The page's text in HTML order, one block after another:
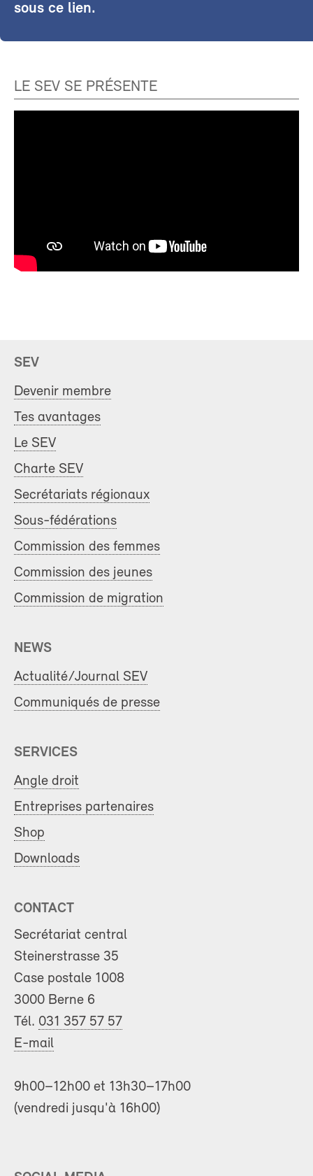
sous ce lien.
LE SEV SE PRÉSENTE
SEV
Devenir membre
Tes avantages
Le SEV
Charte SEV
Secrétariats régionaux
Sous-fédérations
Commission des femmes
Commission des jeunes
Commission de migration
NEWS
Actualité/Journal SEV
Communiqués de presse
SERVICES
Angle droit
Entreprises partenaires
Shop
Downloads
CONTACT
Secrétariat central
Steinerstrasse 35
Case postale 1008
3000 Berne 6
Tél. 031 357 57 57
E-mail
9h00–12h00 et 13h30–17h00
(vendredi jusqu'à 16h00)